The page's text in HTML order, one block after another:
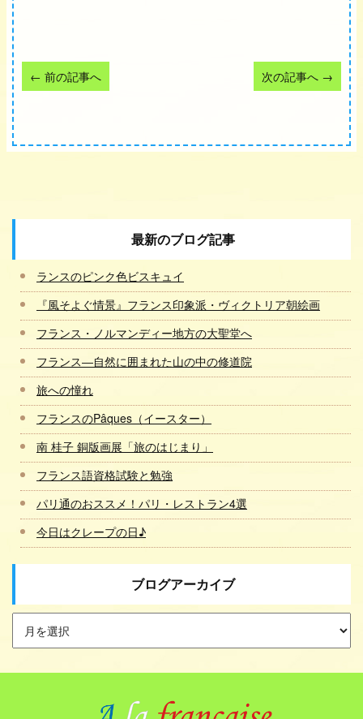
← 前の記事へ 次の記事へ →
最新のブログ記事
ランスのピンク色ビスキュイ
『風そよぐ情景』フランス印象派・ヴィクトリア朝絵画
フランス・ノルマンディー地方の大聖堂へ
フランス―自然に囲まれた山の中の修道院
旅への憧れ
フランスのPâques（イースター）
南 桂子 銅版画展「旅のはじまり」
フランス語資格試験と勉強
パリ通のおススメ！パリ・レストラン4選
今日はクレープの日♪
ブログアーカイブ